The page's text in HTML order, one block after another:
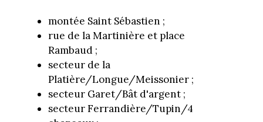
montée Saint Sébastien ;
rue de la Martinière et place
Rambaud ;
secteur de la
Platière/Longue/Meissonier ;
secteur Garet/Bât d'argent ;
secteur Ferrandière/Tupin/4